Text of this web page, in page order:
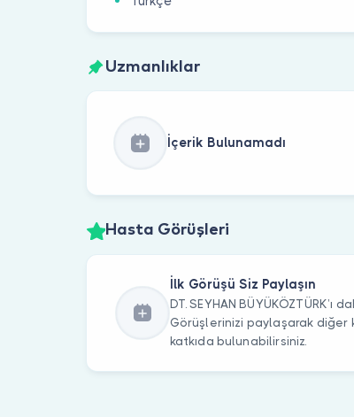
Uzmanlıklar
İçerik Bulunamadı
Hasta Görüşleri
İlk Görüşü Siz Paylaşın
DT. SEYHAN
Görüşlerinizi paylaşarak diğer
katkıda bulunabilirsiniz.